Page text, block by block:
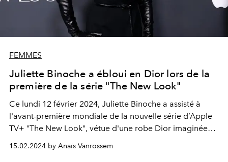
FEMMES
Juliette Binoche a ébloui en Dior lors de la
première de la série "The New Look"
Ce lundi 12 février 2024, Juliette Binoche a assisté à
l'avant-première mondiale de la nouvelle série d’Apple
TV+ "The New Look", vétue d'une robe Dior imaginée
par Maria Grazia Chiuri.
15.02.2024 by Anaïs Vanrossem